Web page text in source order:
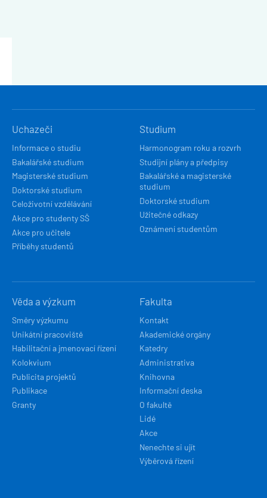
NAVIGACE
Uchazeči
Informace o studiu
Bakalářské studium
Magisterské studium
Doktorské studium
Celoživotní vzdělávání
Akce pro studenty SŠ
Akce pro učitele
Příběhy studentů
Studium
Harmonogram roku a rozvrh
Studijní plány a předpisy
Bakalářské a magisterské
studium
Doktorské studium
Užitečné odkazy
Oznámení studentům
Věda a výzkum
Směry výzkumu
Unikátní pracoviště
Habilitační a jmenovací řízení
Kolokvium
Publicita projektů
Publikace
Granty
Fakulta
Kontakt
Akademické orgány
Katedry
Administrativa
Knihovna
Informační deska
O fakultě
Lidé
Akce
Nenechte si ujít
Výběrová řízení